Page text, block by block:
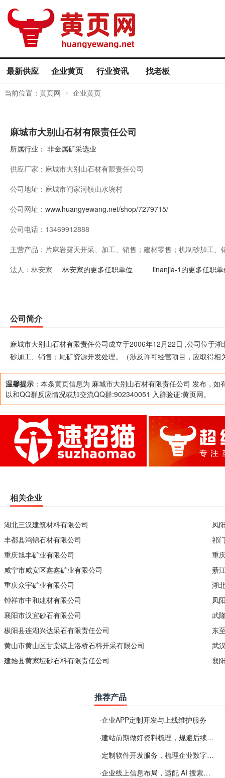
最新供应 企业黄页 行业资讯 找老板
当前位置： 黄页网 > 企业黄页
麻城市大别山石材有限责任公司
所属行业： 非金属矿采选业
供应厂家： 麻城市大别山石材有限责任公司
公司地址： 麻城市阎家河镇山水垸村
公司网址： www.huangyewang.net/shop/7279715/
公司电话： 13469912888
主营产品： 片麻岩露天开采、加工、销售；建材零售；机制砂加工
可经营项目，应取得相关部门许可后方可经营）
法人： 林安家 林安家的更多任职单位 linanjia-1的更多任职
公司简介
麻城市大别山石材有限责任公司成立于2006年12月22日 ,公司位于
砂加工、销售；尾矿资源开发处理。（涉及许可经营项目，应取得相
温馨提示 ：本条黄页信息为 麻城市大别山石材有限责任公司 发布，如
以和QQ群反应情况或加交流QQ群:902340051 入群验证:黄页网。
相关企业
湖北三汉建筑材料有限公司
丰都县鸿锦石材有限公司
重庆旭丰矿业有限公司
咸宁市咸安区鑫鑫矿业有限公司
重庆众宇矿业有限公司
钟祥市中和建材有限公司
襄阳市汉宜砂石有限公司
枞阳县连湖兴达采石有限责任公司
黄山市黄山区甘棠镇上洛桥石料开采有限公司
建始县黄家垭砂石料有限责任公司
凤
祁
重
綦
湖
凤
武
东
武
襄
推荐产品
·企业APP定制开发与上线维护服务
·建站前期做好资料梳理，规避后续各类使用难题
·定制软件开发服务，梳理企业数字化落地常见难点
·企业线上信息布局，适配 AI 搜索需要留意这些要点